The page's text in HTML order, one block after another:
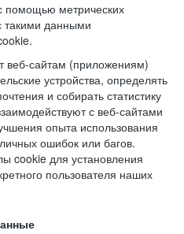
помощью метрических
такими данными
веб-сайтам (приложениям)
устройства, определять
и собирать статистику
с веб-сайтами
опыта использования
ошибок или багов.
cookie для установления
пользователя наших